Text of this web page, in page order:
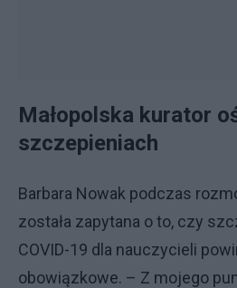
Małopolska kurator
szczepieniach
Barbara Nowak podczas
została zapytana o to, czy
COVID-19 dla nauczycieli
obowiązkowe. – Z mojego